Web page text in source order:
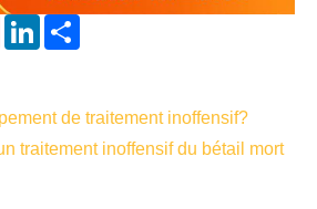
PinterestLinkedIn
de traitement inoffensif?
traitement inoffensif du bétail mort